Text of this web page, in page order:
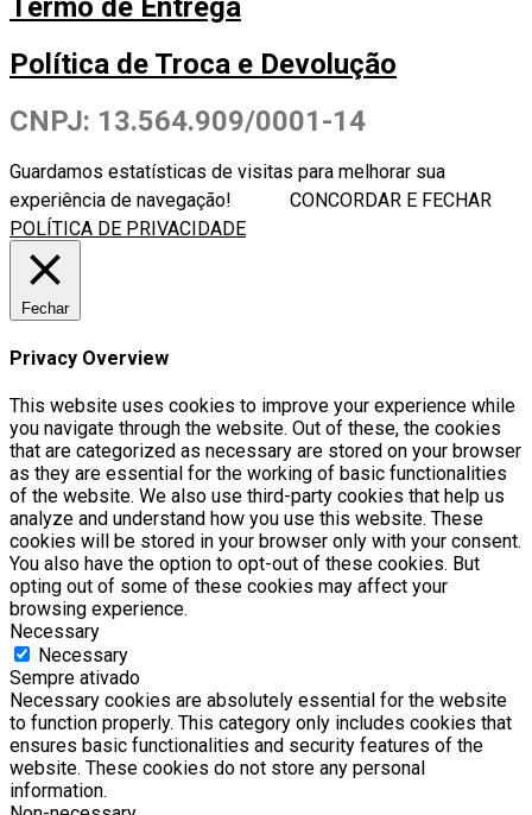
Termo de Entrega
Política de Troca e Devolução
CNPJ: 13.564.909/0001-14
Guardamos estatísticas de visitas para melhorar sua
experiência de navegação!
CONCORDAR E FECHAR
POLÍTICA DE PRIVACIDADE
Fechar
Privacy Overview
This website uses cookies to improve your experience while
you navigate through the website. Out of these, the cookies
that are categorized as necessary are stored on your browser
as they are essential for the working of basic functionalities
of the website. We also use third-party cookies that help us
analyze and understand how you use this website. These
cookies will be stored in your browser only with your consent.
You also have the option to opt-out of these cookies. But
opting out of some of these cookies may affect your
browsing experience.
Necessary
Necessary
Sempre ativado
Necessary cookies are absolutely essential for the website
to function properly. This category only includes cookies that
ensures basic functionalities and security features of the
website. These cookies do not store any personal
information.